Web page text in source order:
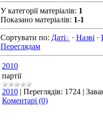
У категорії матеріалів: 1
Показано матеріалів: 1-1
Сортувати по: Даті · Назві ·
Переглядам
2010
партії
2010 | Переглядів: 1724 |
Коментарі (0)